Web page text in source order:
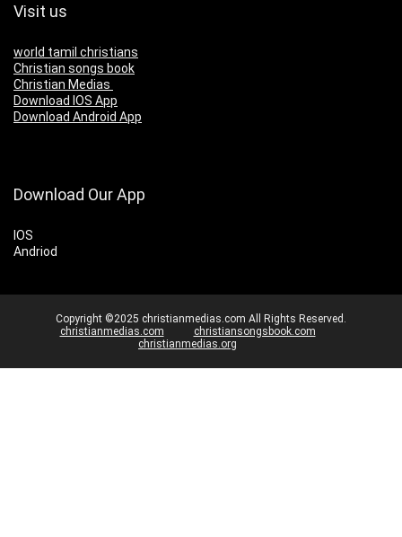
Visit us
world tamil christians
Christian songs book
Christian Medias
Download IOS App
Download Android App
Download Our App
IOS
Andriod
Copyright ©2025 christianmedias.com All Rights Reserved.
christianmedias.com
christiansongsbook.com
christianmedias.org